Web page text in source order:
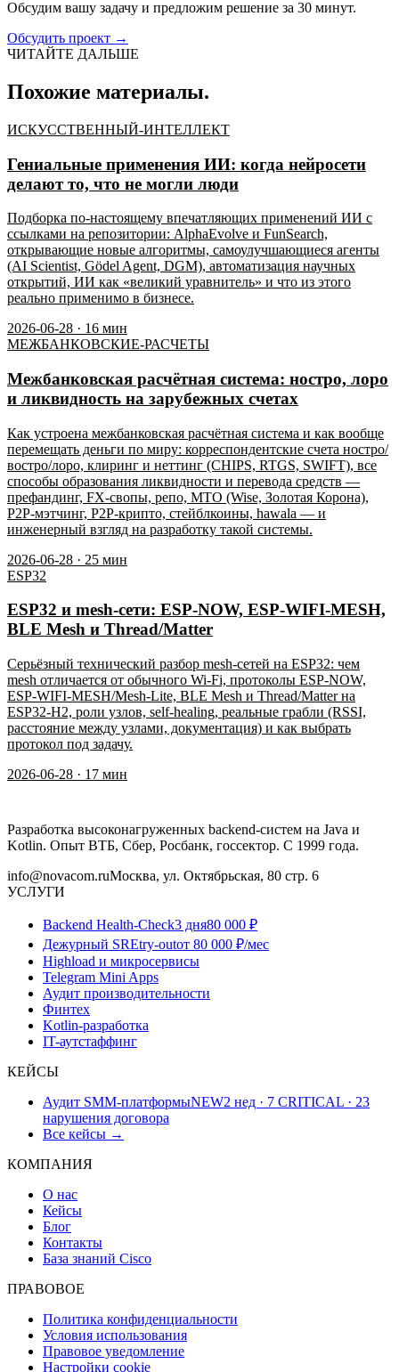
Обсудим вашу задачу и предложим решение за 30 минут.
Обсудить проект →
ЧИТАЙТЕ ДАЛЬШЕ
Похожие материалы.
ИСКУССТВЕННЫЙ-ИНТЕЛЛЕКТ
Гениальные применения ИИ: когда нейросети
делают то, что не могли люди
Подборка по-настоящему впечатляющих применений ИИ с
ссылками на репозитории: AlphaEvolve и FunSearch,
открывающие новые алгоритмы, самоулучшающиеся агенты
(AI Scientist, Gödel Agent, DGM), автоматизация научных
открытий, ИИ как «великий уравнитель» и что из этого
реально применимо в бизнесе.
2026-06-28 · 16 мин
МЕЖБАНКОВСКИЕ-РАСЧЕТЫ
Межбанковская расчётная система: ностро, лоро
и ликвидность на зарубежных счетах
Как устроена межбанковская расчётная система и как вообще
перемещать деньги по миру: корреспондентские счета ностро/
востро/лоро, клиринг и неттинг (CHIPS, RTGS, SWIFT), все
способы образования ликвидности и перевода средств —
префандинг, FX-свопы, репо, MTO (Wise, Золотая Корона),
P2P-мэтчинг, P2P-крипто, стейблкоины, hawala — и
инженерный взгляд на разработку такой системы.
2026-06-28 · 25 мин
ESP32
ESP32 и mesh-сети: ESP-NOW, ESP-WIFI-MESH,
BLE Mesh и Thread/Matter
Серьёзный технический разбор mesh-сетей на ESP32: чем
mesh отличается от обычного Wi-Fi, протоколы ESP-NOW,
ESP-WIFI-MESH/Mesh-Lite, BLE Mesh и Thread/Matter на
ESP32-H2, роли узлов, self-healing, реальные грабли (RSSI,
расстояние между узлами, документация) и как выбрать
протокол под задачу.
2026-06-28 · 17 мин
Разработка высоконагруженных backend-систем на Java и
Kotlin. Опыт ВТБ, Сбер, Росбанк, госсектор. С 1999 года.
info@novacom.ruМосква, ул. Октябрьская, 80 стр. 6
УСЛУГИ
Backend Health-Check3 дня80 000 ₽
Дежурный SREtry-outот 80 000 ₽/мес
Highload и микросервисы
Telegram Mini Apps
Аудит производительности
Финтех
Kotlin-разработка
IT-аутстаффинг
КЕЙСЫ
Аудит SMM-платформыNEW2 нед · 7 CRITICAL · 23
нарушения договора
Все кейсы →
КОМПАНИЯ
О нас
Кейсы
Блог
Контакты
База знаний Cisco
ПРАВОВОЕ
Политика конфиденциальности
Условия использования
Правовое уведомление
Настройки cookie